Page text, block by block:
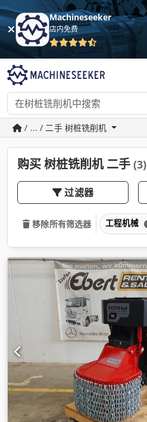
Machineseeker
店内免费
/ ... / 二手 树桩铣削机
购买 树桩铣削机 二手 (3)
过滤器
移除所有筛选器 工程机械